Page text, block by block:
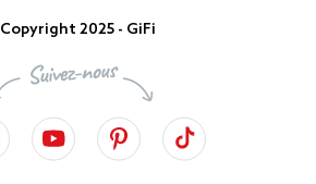
Copyright 2025 - GiFi